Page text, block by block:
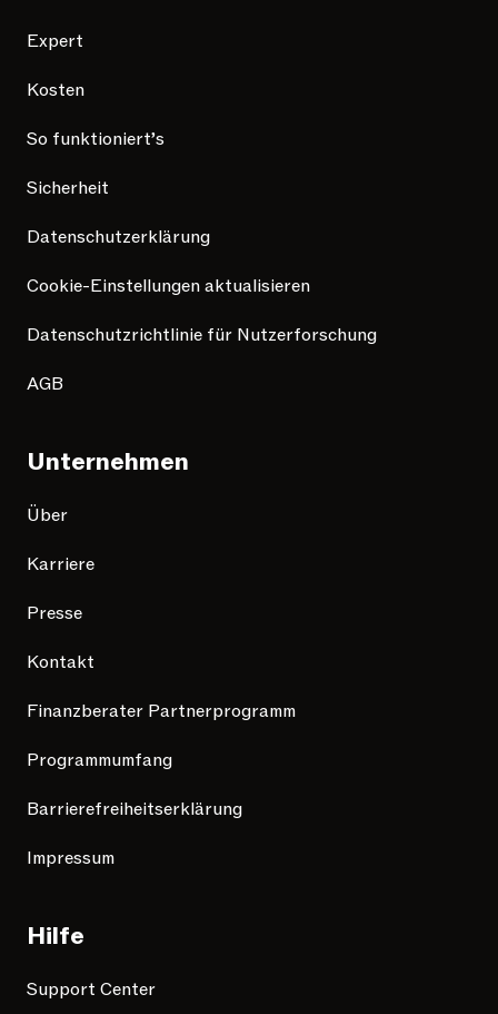
Expert
Kosten
So funktioniert’s
Sicherheit
Datenschutzerklärung
Cookie-Einstellungen aktualisieren
Datenschutzrichtlinie für Nutzerforschung
AGB
Unternehmen
Über
Karriere
Presse
Kontakt
Finanzberater Partnerprogramm
Programmumfang
Barrierefreiheitserklärung
Impressum
Hilfe
Support Center